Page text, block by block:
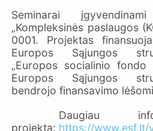
Seminarai
„Kompleksinės paslaugos
0001. Projektas
Europos Sąjungos
„Europos socialinio
Europos Sąjungos
bendrojo finansavimo
Daugiau
projektą: https://